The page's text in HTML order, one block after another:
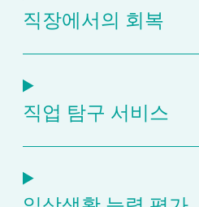
직장에서의 회복
직업 탐구 서비스